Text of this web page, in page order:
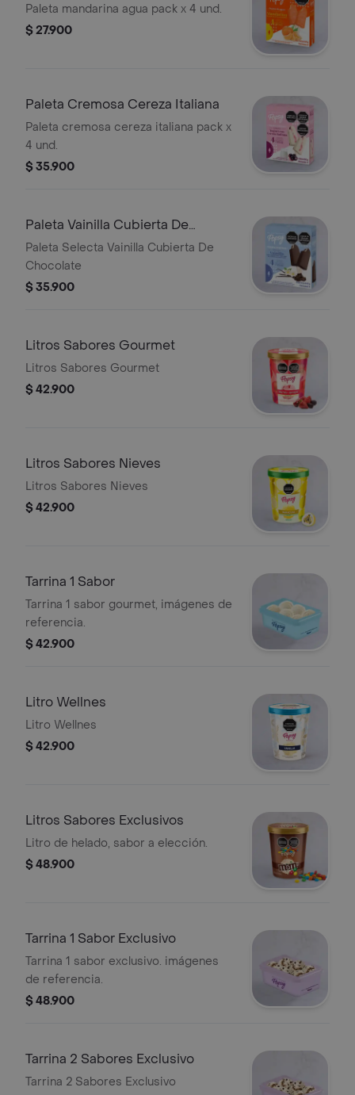
Paleta mandarina agua pack x 4 und.
$ 27.900
Paleta Cremosa Cereza Italiana
Paleta cremosa cereza italiana pack x
4 und.
$ 35.900
Paleta Vainilla Cubierta De
Chocolate
Paleta Selecta Vainilla Cubierta De
Chocolate
$ 35.900
Litros Sabores Gourmet
Litros Sabores Gourmet
$ 42.900
Litros Sabores Nieves
Litros Sabores Nieves
$ 42.900
Tarrina 1 Sabor
Tarrina 1 sabor gourmet, imágenes de
referencia.
$ 42.900
Litro Wellnes
Litro Wellnes
$ 42.900
Litros Sabores Exclusivos
Litro de helado, sabor a elección.
$ 48.900
Tarrina 1 Sabor Exclusivo
Tarrina 1 sabor exclusivo. imágenes
de referencia.
$ 48.900
Tarrina 2 Sabores Exclusivo
Tarrina 2 Sabores Exclusivo